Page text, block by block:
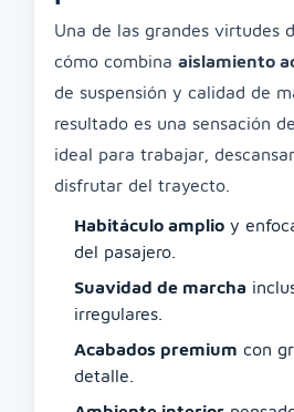
Una de las grandes virtudes
cómo combina aislamiento
de suspensión y calidad de
resultado es una sensación
ideal para trabajar,
disfrutar del trayecto.
Habitáculo amplio y
del pasajero.
Suavidad de marcha
irregulares.
Acabados premium con
detalle.